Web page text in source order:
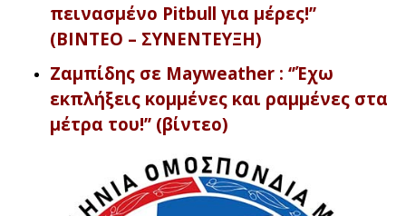
πεινασμένο Pitbull για μέρες!’’
(ΒΙΝΤΕΟ – ΣΥΝΕΝΤΕΥΞΗ)
Ζαμπίδης σε Mayweather : ‘’Έχω
εκπλήξεις κομμένες και ραμμένες στα
μέτρα του!’’ (βίντεο)